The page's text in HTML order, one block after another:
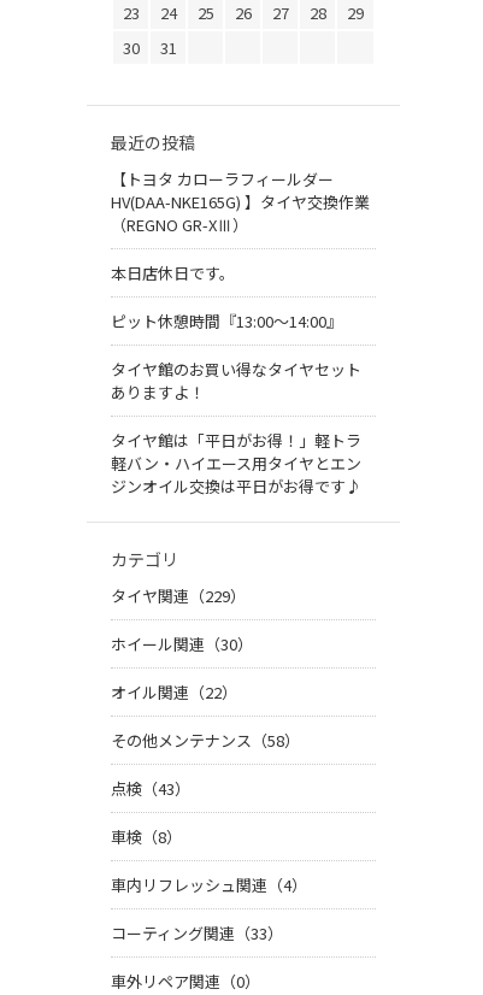
23
24 25 26 27 28
29
30
31
最近の投稿
【トヨタ カローラフィールダー
HV(DAA-NKE165G) 】タイヤ交換作業
（REGNO GR-XⅢ）
本日店休日です。
ピット休憩時間『13:00～14:00』
タイヤ館のお買い得なタイヤセット
ありますよ！
タイヤ館は「平日がお得！」軽トラ
軽バン・ハイエース用タイヤとエン
ジンオイル交換は平日がお得です♪
カテゴリ
タイヤ関連（229）
ホイール関連（30）
オイル関連（22）
その他メンテナンス（58）
点検（43）
車検（8）
車内リフレッシュ関連（4）
コーティング関連（33）
車外リペア関連（0）